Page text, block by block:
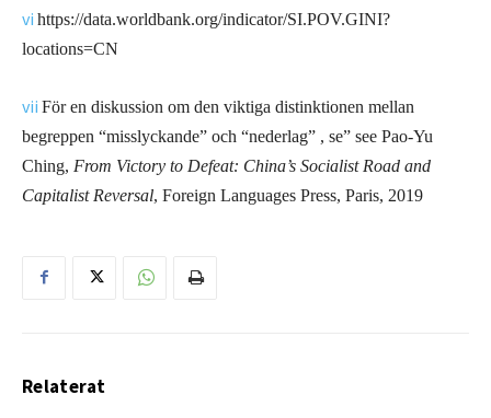
vi https://data.worldbank.org/indicator/SI.POV.GINI?
locations=CN
vii För en diskussion om den viktiga distinktionen mellan
begreppen “misslyckande” och “nederlag” , se” see Pao-Yu
Ching, From Victory to Defeat: China’s Socialist Road and
Capitalist Reversal, Foreign Languages Press, Paris, 2019
Relaterat